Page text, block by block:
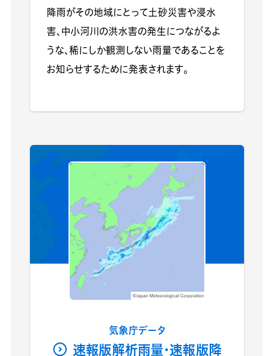
降雨がその地域にとって土砂災害や浸水
害、中小河川の洪水害の発生につながるよ
うな、稀にしか観測しない雨量であることを
お知らせするために発表されます。
気象庁データ
速報版解析雨量・速報版降